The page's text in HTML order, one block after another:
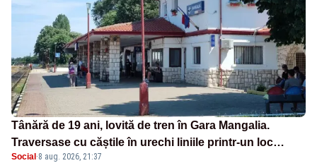
Tânără de 19 ani, lovită de tren în Gara Mangalia.
Traversase cu căștile în urechi liniile printr-un loc
nepermis
Social ·8 aug. 2026, 21:37